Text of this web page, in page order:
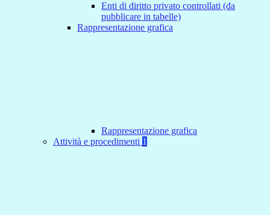
Enti di diritto privato controllati (da
pubblicare in tabelle)
Rappresentazione grafica
Rappresentazione grafica
Attività e procedimenti 1